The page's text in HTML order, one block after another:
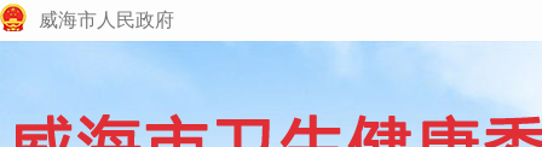
威海市人民政府